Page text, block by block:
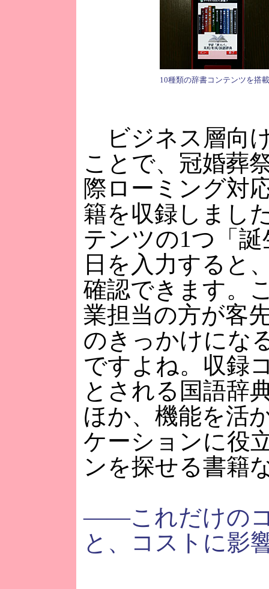
10種類の辞書コンテンツを搭載
ビジネス層向
ことで、冠婚葬
際ローミング対
籍を収録しまし
テンツの1つ「
日を入力すると
確認できます。
業担当の方が客
のきっかけにな
ですよね。収録
とされる国語辞
ほか、機能を活
ケーションに役
ンを探せる書籍
――これだけの
と、コストに影